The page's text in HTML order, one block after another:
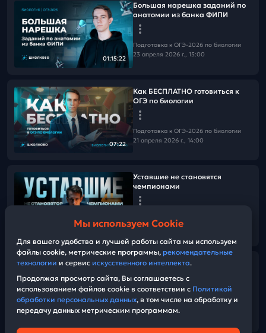
01:15:22
Большая нарешка заданий по
анатомии из банка ФИПИ
Подготовка к ОГЭ-2026 по биологии
23 апреля 2026 г., 15:00
07:22
Как БЕСПЛАТНО готовиться к
ОГЭ по биологии
Подготовка к ОГЭ-2026 по биологии
21 апреля 2026 г., 14:00
02:01
Уставшие не становятся
чемпионами
16 апреля 2026 г., 13:00
58:11
📌 Разбираем реальный
биологии
Подготовка к ОГЭ-2026 по биологии
Мы используем Cookie
Для вашего удобства и лучшей работы сайта мы используем
файлы cookie, метрические программы, рекомендательные
технологии и сервис искусственного интеллекта.
Продолжая просмотр сайта, Вы соглашаетесь с
использованием файлов cookie в соответствии с Политикой
обработки персональных данных, в том числе на обработку и
передачу данных метрическим программам.